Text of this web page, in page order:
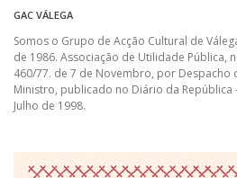
GAC VÁLEGA
Somos o Grupo de Acção Cultural de
de 1986. Associação de Utilidade Pública,
460/77. de 7 de Novembro, por Despacho
Ministro, publicado no Diário da República
Julho de 1998.